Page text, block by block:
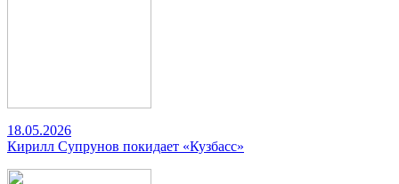
18.05.2026
Кирилл Супрунов покидает «Кузбасс»